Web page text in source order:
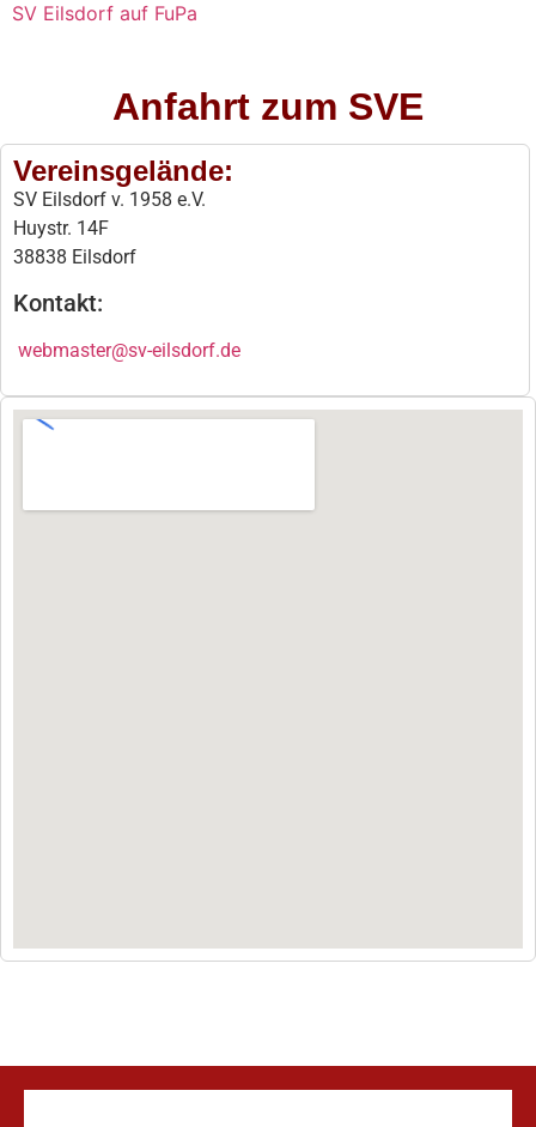
SV Eilsdorf auf FuPa
Anfahrt zum SVE
Vereinsgelände:
SV Eilsdorf v. 1958 e.V.
Huystr. 14F
38838 Eilsdorf
Kontakt:
webmaster@sv-eilsdorf.de